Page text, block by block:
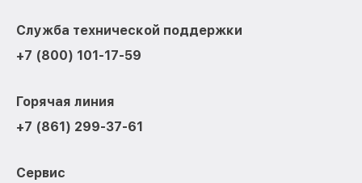
Служба технической поддержки
+7 (800) 101-17-59
Горячая линия
+7 (861) 299-37-61
Сервис